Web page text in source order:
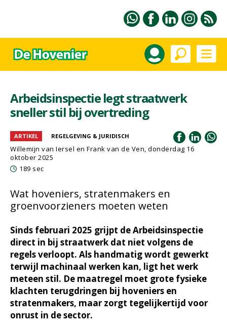
Arbeidsinspectie legt straatwerk
sneller stil bij overtreding
ARTIKEL REGELGEVING & JURIDISCH
Willemijn van Iersel en Frank van de Ven, donderdag 16
oktober 2025
189 sec
Wat hoveniers, stratenmakers en
groenvoorzieners moeten weten
Sinds februari 2025 grijpt de Arbeidsinspectie
direct in bij straatwerk dat niet volgens de
regels verloopt. Als handmatig wordt gewerkt
terwijl machinaal werken kan, ligt het werk
meteen stil. De maatregel moet grote fysieke
klachten terugdringen bij hoveniers en
stratenmakers, maar zorgt tegelijkertijd voor
onrust in de sector.